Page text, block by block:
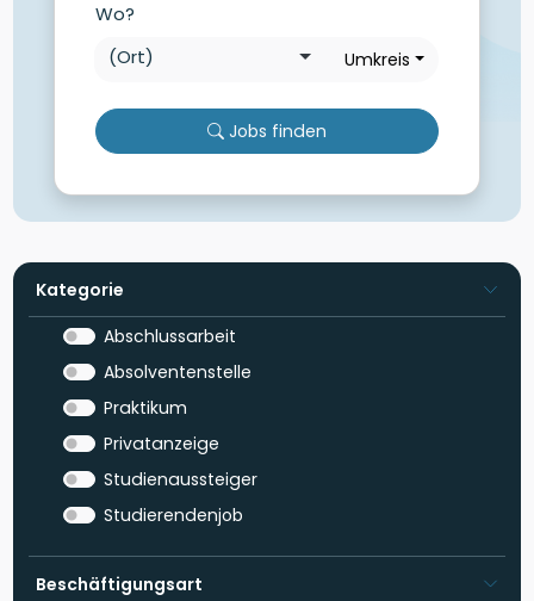
Wo?
Umkreis
Jobs finden
Kategorie
Abschlussarbeit
Absolventenstelle
Praktikum
Privatanzeige
Studienaussteiger
Studierendenjob
Beschäftigungsart